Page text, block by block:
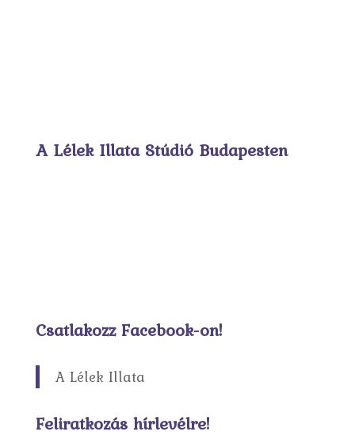
A Lélek Illata Stúdió Budapesten
Csatlakozz Facebook-on!
A Lélek Illata
Feliratkozás hírlevélre!